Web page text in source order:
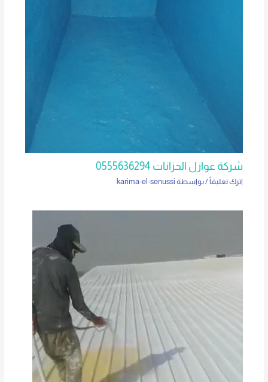
شركة عوازل الخزانات 0555636294
اترك تعليقاً/ بواسطة karima-el-senussi